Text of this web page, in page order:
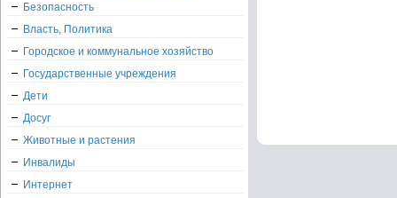
Безопасность
Власть, Политика
Городское и коммунальное хозяйство
Государственные учреждения
Дети
Досуг
Животные и растения
Инвалиды
Интернет